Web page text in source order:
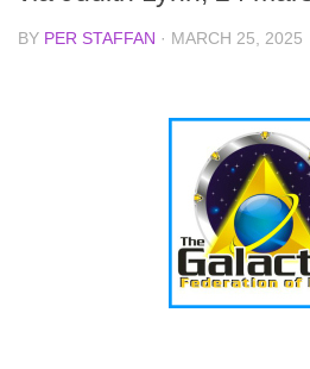
BY PER STAFFAN · MARCH 25, 2025